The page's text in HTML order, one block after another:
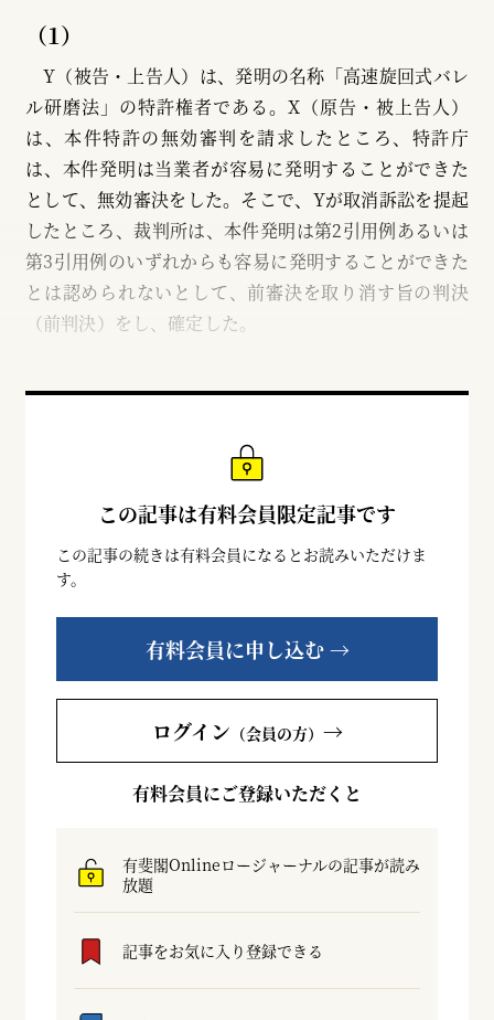
（1）
Y（被告・上告人）は、発明の名称「高速旋回式バレ
ル研磨法」の特許権者である。X（原告・被上告人）
は、本件特許の無効審判を請求したところ、特許庁
は、本件発明は当業者が容易に発明することができた
として、無効審決をした。そこで、Yが取消訴訟を提起
したところ、裁判所は、本件発明は第2引用例あるいは
第3引用例のいずれからも容易に発明することができた
とは認められないとして、前審決を取り消す旨の判決
（前判決）をし、確定した。
この記事は有料会員限定記事です
この記事の続きは有料会員になるとお読みいただけま
す。
有料会員に申し込む →
ログイン （会員の方） →
有料会員にご登録いただくと
有斐閣Onlineロージャーナルの記事が読み
放題
記事をお気に入り登録できる